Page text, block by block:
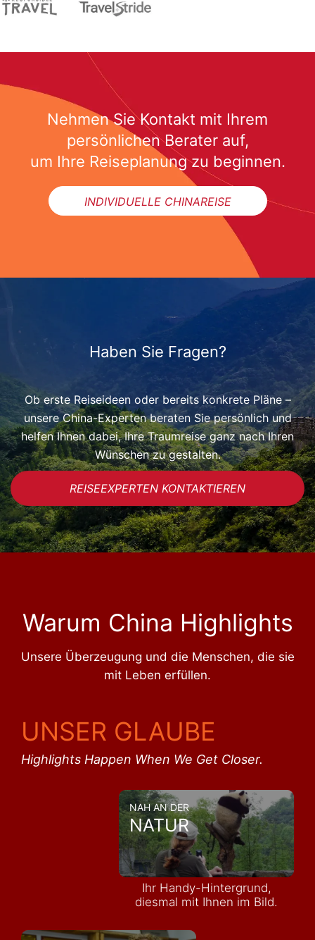
Nehmen Sie Kontakt mit Ihrem
persönlichen Berater auf,
um Ihre Reiseplanung zu beginnen.
INDIVIDUELLE CHINAREISE
Haben Sie Fragen?
Ob erste Reiseideen oder bereits konkrete Pläne –
unsere China-Experten beraten Sie persönlich und
helfen Ihnen dabei, Ihre Traumreise ganz nach Ihren
Wünschen zu gestalten.
REISEEXPERTEN KONTAKTIEREN
Warum China Highlights
Unsere Überzeugung und die Menschen, die sie
mit Leben erfüllen.
UNSER GLAUBE
Highlights Happen When We Get Closer.
NAH AN DER
NATUR
Ihr Handy-Hintergrund,
diesmal mit Ihnen im Bild.